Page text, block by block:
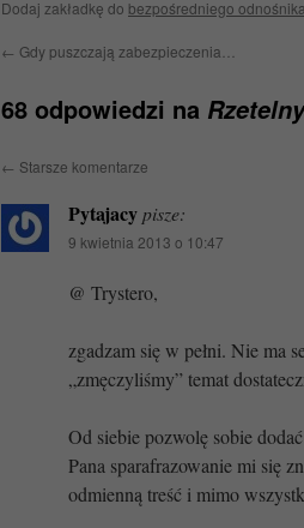
Dodaj zakładkę do bezpośredniego odnośnika
← Gdy puszczają zabezpieczenia…
68 odpowiedzi na
← Starsze komentarze
Pytajacy pisze:
9 kwietnia 2013 o 10:47
@ Trystero,
zgadzam się w pełni. Nie ma
„zmęczyliśmy” temat
Od siebie pozwolę sobie
Pana sparafrazowanie mi się
odmienną treść i mimo